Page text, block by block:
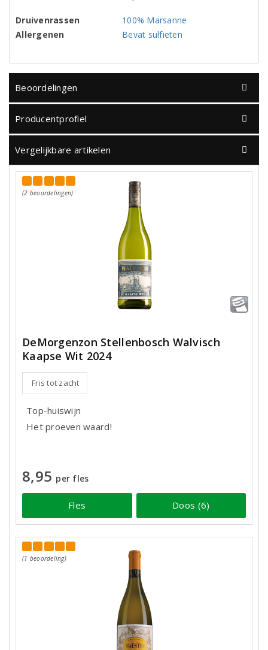
Druivenrassen
100% Marsanne
Allergenen
Bevat sulfieten
Beoordelingen
Producentprofiel
Vergelijkbare artikelen
(2 beoordelingen)
DeMorgenzon Stellenbosch Walvisch
Kaapse Wit 2024
Fris tot zacht
Top-huiswijn
Het proeven waard!
8,95 per fles
Fles Doos (6)
(1 beoordeling)